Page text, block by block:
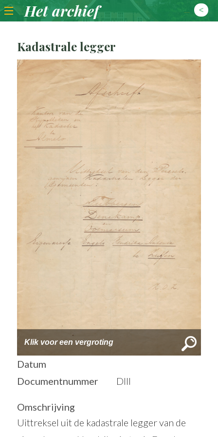
Het archief
Kadastrale legger
Klik voor een vergroting
Datum
Documentnummer
DIII
Omschrijving
Uittreksel uit de kadastrale legger van de